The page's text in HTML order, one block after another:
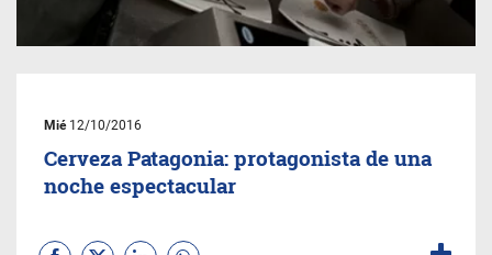
Mié12/10/2016
Cerveza Patagonia: protagonista de una
noche espectacular